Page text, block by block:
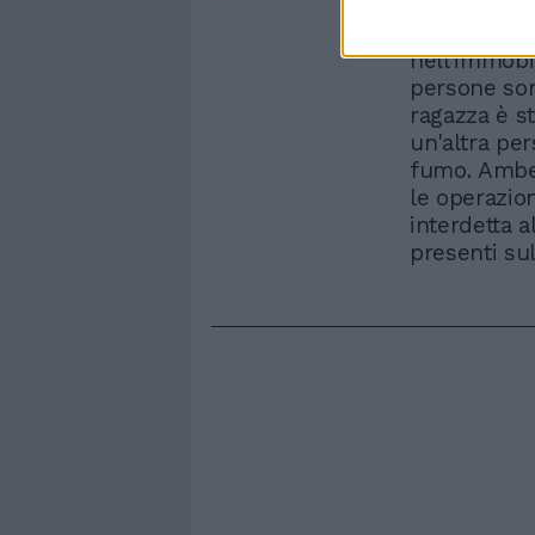
Cinque
persone
ragazza è
un'altra
fumo.
le
interdetta
presenti